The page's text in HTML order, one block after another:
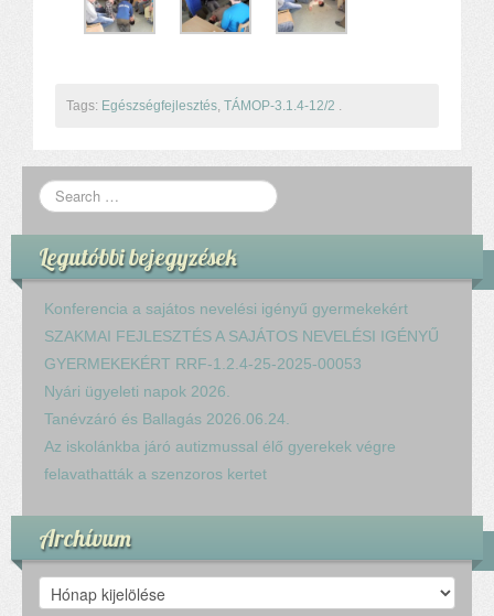
Tags: Egészségfejlesztés, TÁMOP-3.1.4-12/2 .
Legutóbbi bejegyzések
Konferencia a sajátos nevelési igényű gyermekekért
SZAKMAI FEJLESZTÉS A SAJÁTOS NEVELÉSI IGÉNYŰ
GYERMEKEKÉRT RRF-1.2.4-25-2025-00053
Nyári ügyeleti napok 2026.
Tanévzáró és Ballagás 2026.06.24.
Az iskolánkba járó autizmussal élő gyerekek végre
felavathatták a szenzoros kertet
Archívum
Archívum